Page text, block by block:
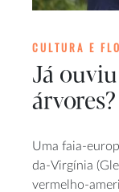
CULTURA E
Já
árvores?
Uma faia-
da-Virgínia
vermelho-